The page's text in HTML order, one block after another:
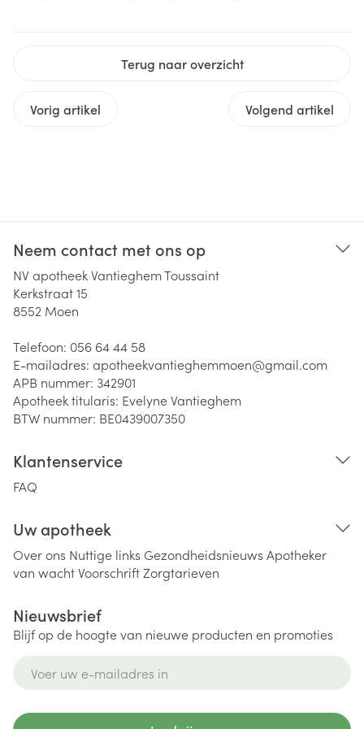
Terug naar overzicht
Vorig artikel Volgend artikel
Neem contact met ons op
NV apotheek Vantieghem Toussaint
Kerkstraat 15
8552 Moen
Telefoon: 056 64 44 58
E-mailadres: apotheekvantieghemmoen@gmail.com
APB nummer: 342901
Apotheek titularis: Evelyne Vantieghem
BTW nummer: BE0439007350
Klantenservice
FAQ
Uw apotheek
Over ons Nuttige links Gezondheidsnieuws Apotheker
van wachtVoorschriftZorgtarieven
Nieuwsbrief
Blijf op de hoogte van nieuwe producten en promoties